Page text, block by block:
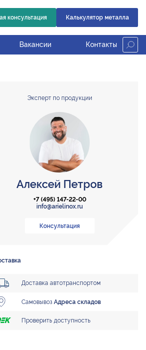
консультация Калькулятор металла
Вакансии Контакты
Эксперт по продукции
Алексей Петров
+7 (495) 147-22-00
info@arielinox.ru
Консультация
Доставка автотранспортом
СамовывозАдреса складов
Проверить доступность